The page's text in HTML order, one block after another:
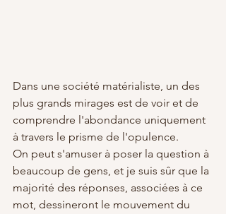
Dans une société matérialiste, un des
plus grands mirages est de voir et de
comprendre l'abondance uniquement
à travers le prisme de l'opulence.
On peut s'amuser à poser la question à
beaucoup de gens, et je suis sûr que la
majorité des réponses, associées à ce
mot, dessineront le mouvement du